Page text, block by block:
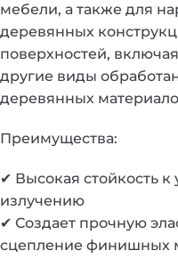
мебели, а также для
деревянных
поверхностей,
другие виды
деревянных
Преимущества:
✔ Высокая стойкость
излучению
✔ Создает прочную
сцепление финишных